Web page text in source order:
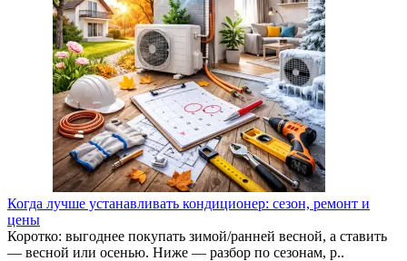
Когда лучше устанавливать кондиционер: сезон, ремонт и
цены
Коротко: выгоднее покупать зимой/ранней весной, а ставить
— весной или осенью. Ниже — разбор по сезонам, р..